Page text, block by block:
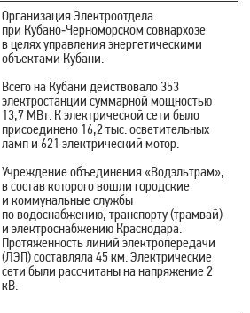
Организация Электроотдела
при Кубано‑Черноморском совнархозе
в целях управления энергетическими
объектами Кубани.
Всего на Кубани действовало 353
электростанции суммарной мощностью
13,7 МВт. К электрической сети было
присоединено 16,2 тыс. осветительных
ламп и 621 электрический мотор.
Учреждение объединения «Водэльтрам»,
в состав которого вошли городские
и коммунальные службы
по водоснабжению, транспорту (трамвай)
и электроснабжению Краснодара.
Протяженность линий электропередачи
(ЛЭП) составляла 45 км. Электрические
сети были рассчитаны на напряжение 2
кВ.